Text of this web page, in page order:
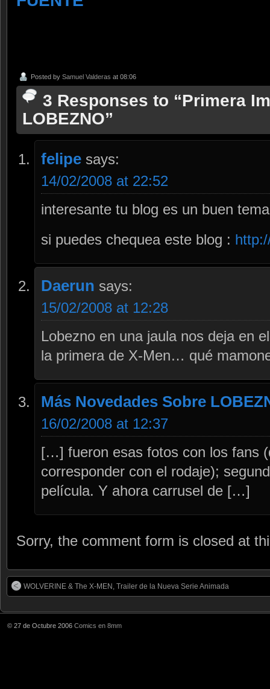
Posted by Samuel Valderas at 08:06
3 Responses to “Primera
LOBEZNO”
felipe says:
14/02/2008 at 22:52
interesante tu blog es un buen
si puedes chequea este blog :
Daerun says:
15/02/2008 at 12:28
Lobezno en una jaula nos deja en
la primera de X-Men… qué
Más Novedades Sobre
16/02/2008 at 12:37
[…] fueron esas fotos con los fans
corresponder con el rodaje);
película. Y ahora carrusel de […]
Sorry, the comment form is closed at
WOLVERINE & The X-MEN, Trailer de la Nueva Serie Animada
© 27 de Octubre 2006 Comics en 8mm